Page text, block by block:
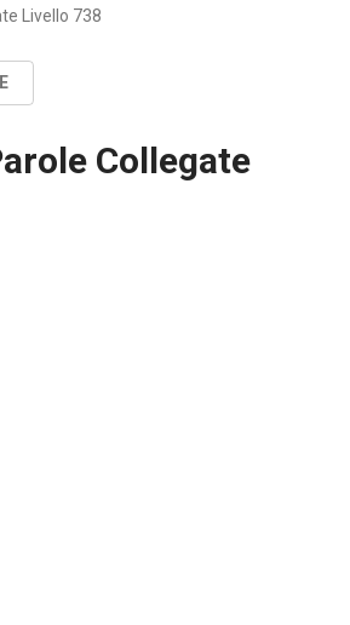
Livello 738
Collegate